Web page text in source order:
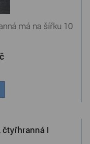
má na šířku 10
čtyřhranná I